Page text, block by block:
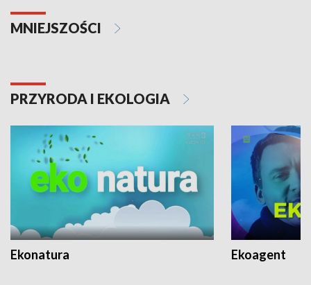
MNIEJSZOŚCI
PRZYRODA I EKOLOGIA
Ekonatura Ekoagent